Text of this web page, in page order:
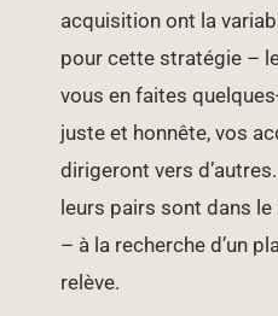
acquisition ont la
pour cette stratégie –
vous en faites
juste et honnête, vos
dirigeront vers
leurs pairs sont dans le
– à la recherche d’un
relève.